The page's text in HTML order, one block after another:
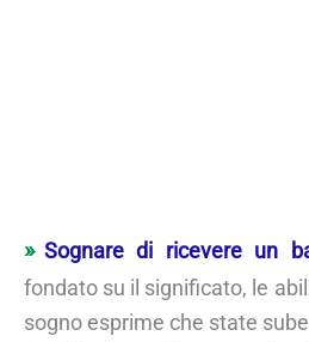
Sognare di ricevere un
fondato su il significato, le
sogno esprime che state